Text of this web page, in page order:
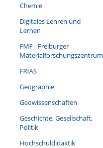
Chemie
Digitales Lehren und
Lernen
FMF - Freiburger
Materialforschungszentrum
FRIAS
Geographie
Geowissenschaften
Geschichte, Gesellschaft,
Politik
Hochschuldidaktik